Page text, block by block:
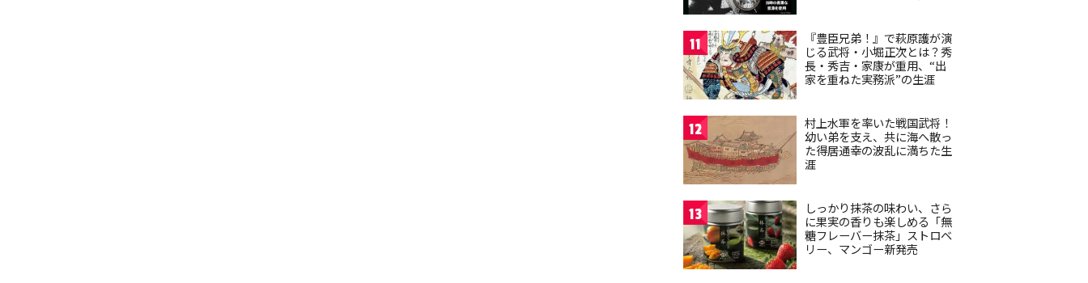
11
『豊臣兄弟！』で萩原護が演
じる武将・小堀正次とは？秀
長・秀吉・家康が重用、“出
家を重ねた実務派”の生涯
12
村上水軍を率いた戦国武将！
幼い弟を支え、共に海へ散っ
た得居通幸の波乱に満ちた生
涯
13
しっかり抹茶の味わい、さら
に果実の香りも楽しめる「無
糖フレーバー抹茶」ストロベ
リー、マンゴー新発売